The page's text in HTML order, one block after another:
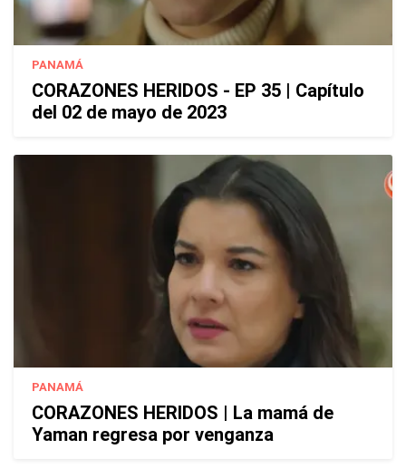
PANAMÁ
CORAZONES HERIDOS - EP 35 | Capítulo
del 02 de mayo de 2023
PANAMÁ
CORAZONES HERIDOS | La mamá de
Yaman regresa por venganza